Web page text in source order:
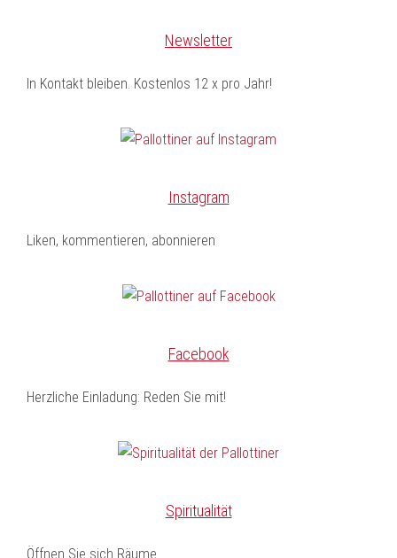
Newsletter
In Kontakt bleiben. Kostenlos 12 x pro Jahr!
Instagram
Liken, kommentieren, abonnieren
Facebook
Herzliche Einladung: Reden Sie mit!
Spiritualität
Öffnen Sie sich Räume